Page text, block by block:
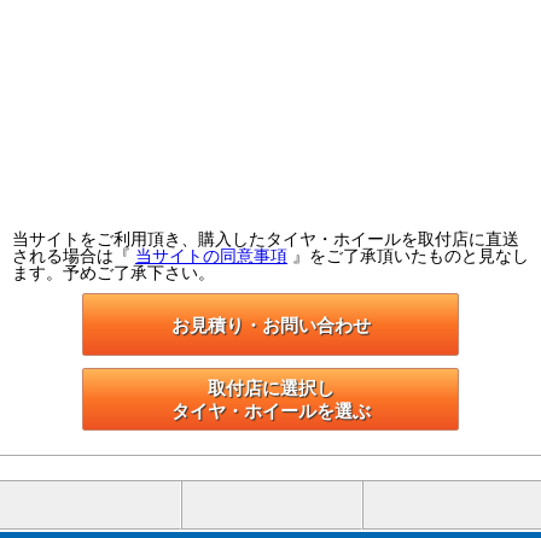
当サイトをご利用頂き、購入したタイヤ・ホイールを取付店に直送
される場合は『 当サイトの同意事項 』をご了承頂いたものと見なし
ます。予めご了承下さい。
お見積り・お問い合わせ
取付店に選択し
タイヤ・ホイールを選ぶ